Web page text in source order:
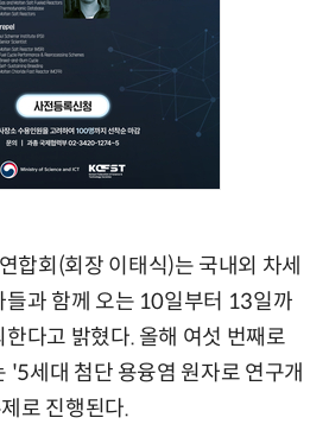
합회(회장 이태식)는 국내외 차세
들과 함께 오는 10일부터 13일까
다고 밝혔다. 올해 여섯 번째로
'5세대 첨단 용융염 원자로 연구개
로 진행된다.